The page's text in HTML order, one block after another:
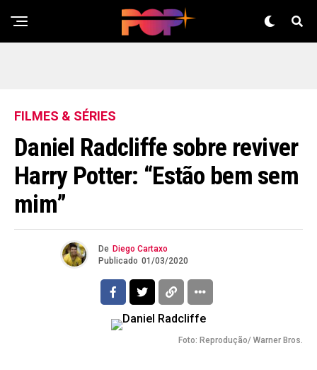
FILMES & SÉRIES
Daniel Radcliffe sobre reviver
Harry Potter: “Estão bem sem
mim”
De Diego Cartaxo
Publicado 01/03/2020
Foto: Reprodução/ Warner Bros.